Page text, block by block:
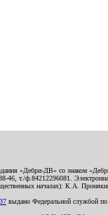
издания «Дебри-ДВ» со
46, т./ф.84212296081.
общественных началах):
выдано Федеральной службой по